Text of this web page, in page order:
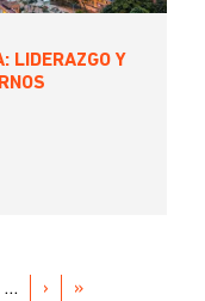
LIDERAZGO Y
…
SIGUIENTE
›
ÚLTIMA
»